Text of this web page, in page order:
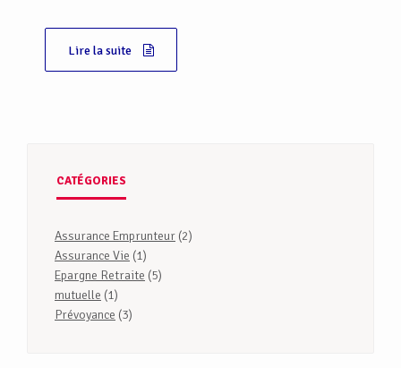
Lire la suite
CATÉGORIES
Assurance Emprunteur (2)
Assurance Vie (1)
Epargne Retraite (5)
mutuelle (1)
Prévoyance (3)